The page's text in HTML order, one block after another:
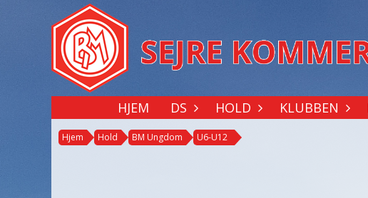
HJEM DS HOLD KLUBBEN
Hjem Hold BM Ungdom U6-U12